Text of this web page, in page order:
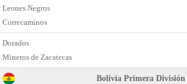
Leones Negros
Correcaminos
Dorados
Mineros de Zacatecas
Bolivia Primera División